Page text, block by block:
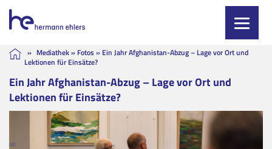
Skip
content
» Mediathek» Fotos » Ein Jahr Afghanistan-Abzug – Lage vor Ort und
Lektionen für Einsätze?
Ein Jahr Afghanistan-Abzug – Lage vor Ort und
Lektionen für Einsätze?